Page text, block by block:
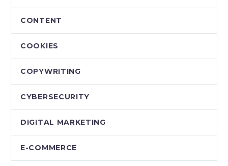
CONTENT
COOKIES
COPYWRITING
CYBERSECURITY
DIGITAL MARKETING
E-COMMERCE